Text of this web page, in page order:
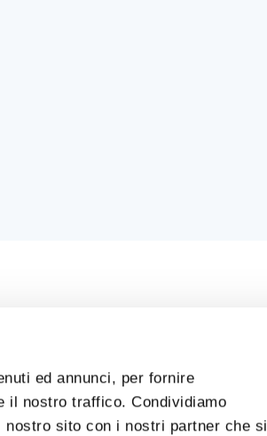
ed annunci, per fornire
il nostro traffico. Condividiamo
sito con i nostri partner che si